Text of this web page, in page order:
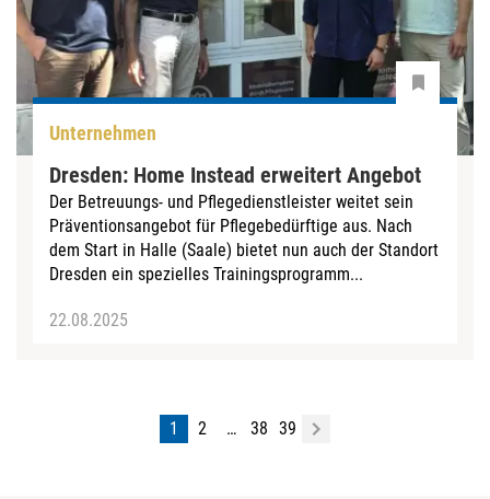
Unternehmen
Dresden: Home Instead erweitert Angebot
Der Betreuungs- und Pflegedienstleister weitet sein
Präventionsangebot für Pflegebedürftige aus. Nach
dem Start in Halle (Saale) bietet nun auch der Standort
Dresden ein spezielles Trainingsprogramm...
22.08.2025
1 2 … 38 39